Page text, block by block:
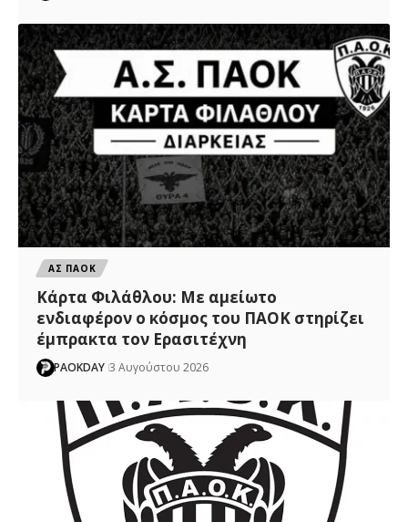
ΑΣ ΠΑΟΚ
Κάρτα Φιλάθλου: Με αμείωτο
ενδιαφέρον ο κόσμος του ΠΑΟΚ στηρίζει
έμπρακτα τον Ερασιτέχνη
PAOKDAY 3 Αυγούστου 2026